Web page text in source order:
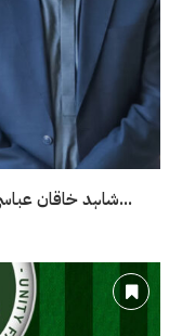
شاہد خاقان عباسی نے ’ عوام پاکستان پارٹی ‘ کی بنیاد رکھ...